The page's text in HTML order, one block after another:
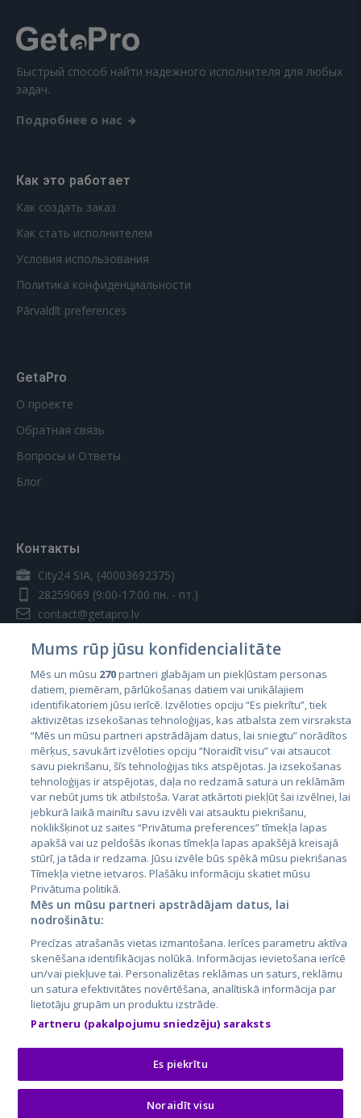
Быстрый способ найти надежного исполнителя для любых
задач.
Подробнее о нас
Как это работает
Как создать заказ
Как стать исполнителем
Условия использования
Политика конфиденциальности
Pārvaldīt preferences
GetaPro
О проекте
Обратная связь
Вопросы и Ответы
Блог
Контакты
City24 SIA, (40003692375)
28259069 (9:00-17:00 пн. - пт.)
contact@getapro.lv
Страны
Эстония
Латвия
Литва
City24.lv
City24.ee
GetaPro.lv
GetaPro.ee
Skelbiu.lt
Autoplius.lt
Aruodas.lt
CVbankas.lt
Kainos.lt
Paslaugos.lt
auto24.ee
Osta.ee
KuldneBörs.ee
Mums rūp jūsu konfidencialitāte
Mēs un mūsu 270partneri glabājam un piekļūstam personas
datiem, piemēram, pārlūkošanas datiem vai unikālajiem
identifikatoriem jūsu ierīcē. Izvēloties opciju “Es piekrītu”, tiek
aktivizētas izsekošanas tehnoloģijas, kas atbalsta zem virsraksta
“Mēs un mūsu partneri apstrādājam datus, lai sniegtu” norādītos
mērķus, savukārt izvēloties opciju “Noraidīt visu” vai atsaucot
savu piekrišanu, šīs tehnoloģijas tiks atspējotas. Ja izsekošanas
tehnoloģijas ir atspējotas, daļa no redzamā satura un reklāmām
var nebūt jums tik atbilstoša. Varat atkārtoti piekļūt šai izvēlnei, lai
jebkurā laikā mainītu savu izvēli vai atsauktu piekrišanu,
noklikšķinot uz saites “Privātuma preferences” tīmekļa lapas
apakšā vai uz peldošās ikonas tīmekļa lapas apakšējā kreisajā
stūrī, ja tāda ir redzama. Jūsu izvēle būs spēkā mūsu piekrišanas
Tīmekļa vietne ietvaros. Plašāku informāciju skatiet mūsu
Privātuma politikā.
Mēs un mūsu partneri apstrādājam datus, lai
nodrošinātu:
Precīzas atrašanās vietas izmantošana. Ierīces parametru aktīva
skenēšana identifikācijas nolūkā. Informācijas ievietošana ierīcē
un/vai piekļuve tai. Personalizētas reklāmas un saturs, reklāmu
un satura efektivitātes novērtēšana, analītiskā informācija par
lietotāju grupām un produktu izstrāde.
Partneru (pakalpojumu sniedzēju) saraksts
Es piekrītu
Noraidīt visu